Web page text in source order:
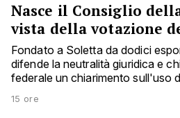
Nasce il Consiglio
vista della votazione
Fondato a Soletta da dodici
difende la neutralità giuridica e
federale un chiarimento sull'uso
15 ore